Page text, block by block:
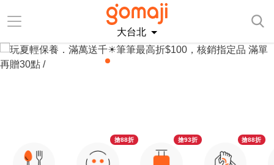
大台北
搶88折 搶93折 搶88折